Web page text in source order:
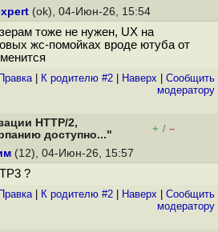
(ok), 04-Июн-26, 15:54
тоже не нужен, UX на
жс-помойках вроде ютуба от
Правка| К родителю #2 Наверх
Cообщить
модератору
HTTP/2,
доступно..."
+ / –
(12), 04-Июн-26, 15:57
?
Правка| К родителю #2 Наверх
Cообщить
модератору